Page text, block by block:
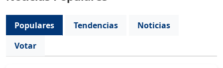
Populares Tendencias
Noticias
Votar